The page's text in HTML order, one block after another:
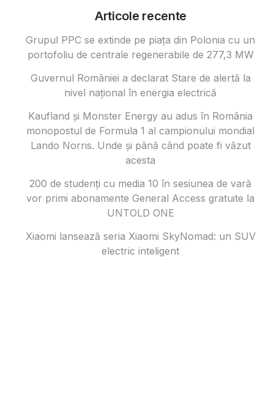
Articole recente
Grupul PPC se extinde pe piața din Polonia cu un
portofoliu de centrale regenerabile de 277,3 MW
Guvernul României a declarat Stare de alertă la
nivel național în energia electrică
Kaufland și Monster Energy au adus în România
monopostul de Formula 1 al campionului mondial
Lando Norris. Unde și până când poate fi văzut
acesta
200 de studenți cu media 10 în sesiunea de vară
vor primi abonamente General Access gratuite la
UNTOLD ONE
Xiaomi lansează seria Xiaomi SkyNomad: un SUV
electric inteligent